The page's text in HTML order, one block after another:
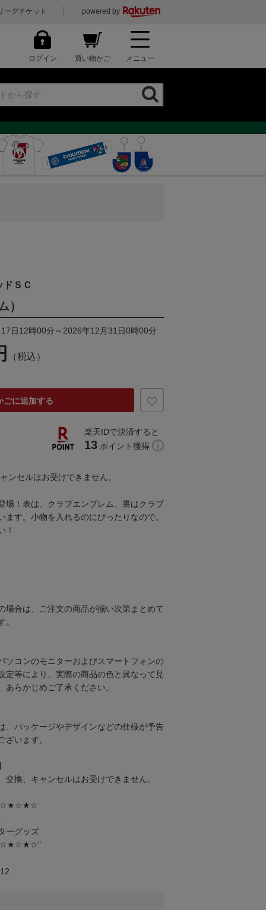
ーグチケット powered by
ログイン 買い物かご メニュー
ドＳＣ
）
日12時00分～2026年12月31日0時00分
（税込）
ごに追加する
楽天IDで決済すると
13 ポイント獲得
ンセルはお受けできません。
場！表は、クラブエンブレム、裏はクラブ
ます。小物を入れるのにぴったりなので。
！
合は、ご注文の商品が揃い次第まとめて
。
ソコンのモニターおよびスマートフォンの
定等により、実際の商品の色と異なって見
あらかじめご了承ください。
、パッケージやデザインなどの仕様が予告
ざいます。
交換、キャンセルはお受けできません。
ーグッズ